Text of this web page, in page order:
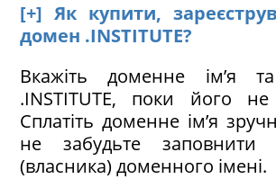
[+] Як купити,
домен .INSTITUTE?
Вкажіть доменне ім’я
.INSTITUTE, поки його
Сплатіть доменне ім’я
не забудьте заповнити
(власника) доменного імені.